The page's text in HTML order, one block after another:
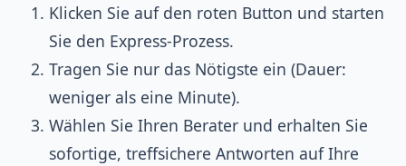
Klicken Sie auf den roten Button und starten
Sie den Express-Prozess.
Tragen Sie nur das Nötigste ein (Dauer:
weniger als eine Minute).
Wählen Sie Ihren Berater und erhalten Sie
sofortige, treffsichere Antworten auf Ihre